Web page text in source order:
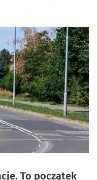
To początek